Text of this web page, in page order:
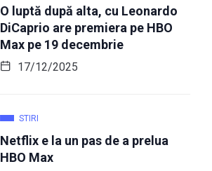
O luptă după alta, cu Leonardo
DiCaprio are premiera pe HBO
Max pe 19 decembrie
17/12/2025
STIRI
Netflix e la un pas de a prelua
HBO Max